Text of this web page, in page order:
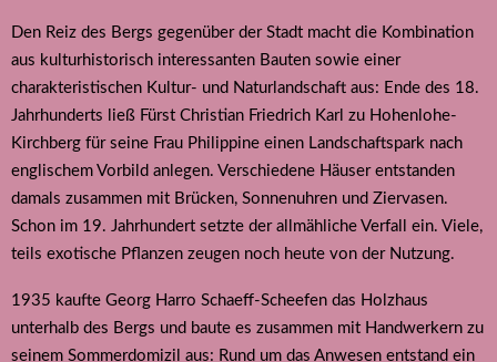
Den Reiz des Bergs gegenüber der Stadt macht die Kombination
aus kulturhistorisch interessanten Bauten sowie einer
charakteristischen Kultur- und Naturlandschaft aus: Ende des 18.
Jahrhunderts ließ Fürst Christian Friedrich Karl zu Hohenlohe-
Kirchberg für seine Frau Philippine einen Landschaftspark nach
englischem Vorbild anlegen. Verschiedene Häuser entstanden
damals zusammen mit Brücken, Sonnenuhren und Ziervasen.
Schon im 19. Jahrhundert setzte der allmähliche Verfall ein. Viele,
teils exotische Pflanzen zeugen noch heute von der Nutzung.
1935 kaufte Georg Harro Schaeff-Scheefen das Holzhaus
unterhalb des Bergs und baute es zusammen mit Handwerkern zu
seinem Sommerdomizil aus: Rund um das Anwesen entstand ein